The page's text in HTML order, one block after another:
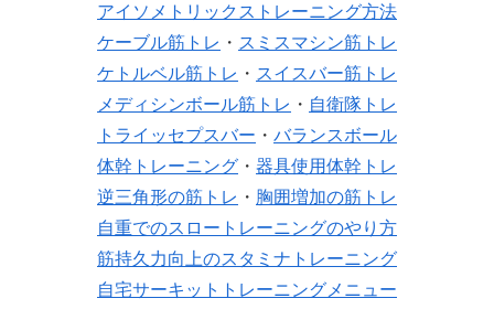
アイソメトリックストレーニング方法
ケーブル筋トレ ・ スミスマシン筋トレ
ケトルベル筋トレ ・ スイスバー筋トレ
メディシンボール筋トレ ・ 自衛隊トレ
トライッセプスバー ・ バランスボール
体幹トレーニング ・ 器具使用体幹トレ
逆三角形の筋トレ ・ 胸囲増加の筋トレ
自重でのスロートレーニングのやり方
筋持久力向上のスタミナトレーニング
自宅サーキットトレーニングメニュー